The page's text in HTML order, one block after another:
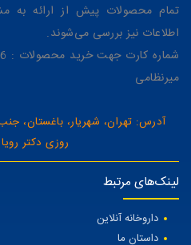
تمام محصولات پیش از ارائه
اطلاعات نیز بررسی می‌شوند.
میرنظامی
آدرس: تهران، شهریار، باغستان،
روزی دکتر
لینک‌های مرتبط
داروخانه آنلاین
داستان ما